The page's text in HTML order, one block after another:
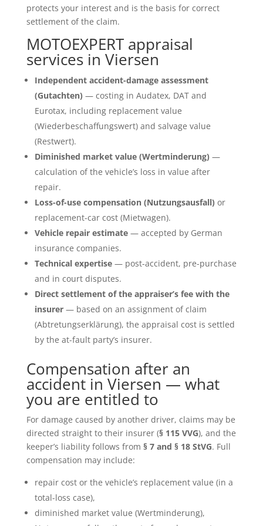
protects your interest and is the basis for correct
settlement of the claim.
MOTOEXPERT appraisal
services in Viersen
Independent accident-damage assessment
(Gutachten) — costing in Audatex, DAT and
Eurotax, including replacement value
(Wiederbeschaffungswert) and salvage value
(Restwert).
Diminished market value (Wertminderung) —
calculation of the vehicle’s loss in value after
repair.
Loss-of-use compensation (Nutzungsausfall) or
replacement-car cost (Mietwagen).
Vehicle repair estimate— accepted by German
insurance companies.
Technical expertise— post-accident, pre-purchase
and in court disputes.
Direct settlement of the appraiser’s fee with the
insurer— based on an assignment of claim
(Abtretungserklärung), the appraisal cost is settled
by the at-fault party’s insurer.
Compensation after an
accident in Viersen — what
you are entitled to
For damage caused by another driver, claims may be
directed straight to their insurer (§ 115 VVG), and the
keeper’s liability follows from § 7 and § 18 StVG. Full
compensation may include:
repair cost or the vehicle’s replacement value (in a
total-loss case),
diminished market value (Wertminderung),